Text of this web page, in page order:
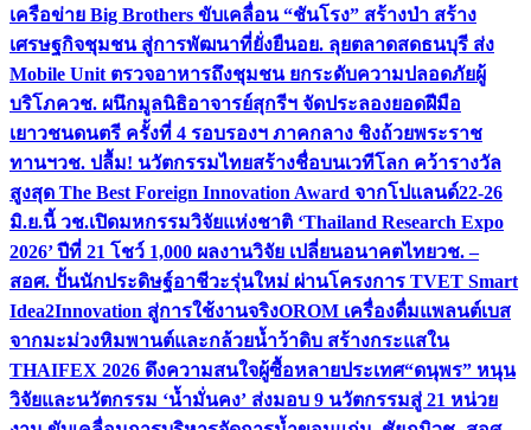
เครือข่าย Big Brothers ขับเคลื่อน “ชันโรง” สร้างป่า สร้าง
เศรษฐกิจชุมชน สู่การพัฒนาที่ยั่งยืนอย. ลุยตลาดสดธนบุรี ส่ง
Mobile Unit ตรวจอาหารถึงชุมชน ยกระดับความปลอดภัยผู้
บริโภควช. ผนึกมูลนิธิอาจารย์สุกรีฯ จัดประลองยอดฝีมือ
เยาวชนดนตรี ครั้งที่ 4 รอบรองฯ ภาคกลาง ชิงถ้วยพระราช
ทานฯวช. ปลื้ม! นวัตกรรมไทยสร้างชื่อบนเวทีโลก คว้ารางวัล
สูงสุด The Best Foreign Innovation Award จากโปแลนด์22-26
มิ.ย.นี้ วช.เปิดมหกรรมวิจัยแห่งชาติ ‘Thailand Research Expo
2026’ ปีที่ 21 โชว์ 1,000 ผลงานวิจัย เปลี่ยนอนาคตไทยวช. –
สอศ. ปั้นนักประดิษฐ์อาชีวะรุ่นใหม่ ผ่านโครงการ TVET Smart
Idea2Innovation สู่การใช้งานจริงOROM เครื่องดื่มแพลนต์เบส
จากมะม่วงหิมพานต์และกล้วยน้ำว้าดิบ สร้างกระแสใน
THAIFEX 2026 ดึงความสนใจผู้ซื้อหลายประเทศ“ดนุพร” หนุน
วิจัยและนวัตกรรม ‘น้ำมั่นคง’ ส่งมอบ 9 นวัตกรรมสู่ 21 หน่วย